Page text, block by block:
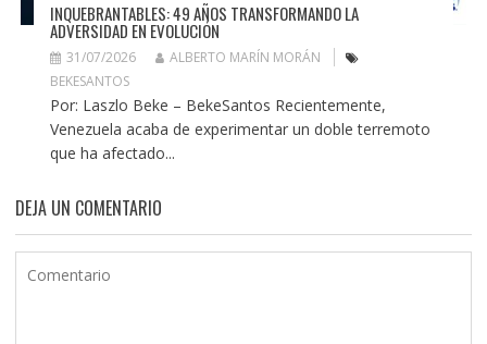
INQUEBRANTABLES: 49 AÑOS TRANSFORMANDO LA
ADVERSIDAD EN EVOLUCIÓN
31/07/2026
ALBERTO MARÍN MORÁN
BEKESANTOS
Por: Laszlo Beke – BekeSantos Recientemente,
Venezuela acaba de experimentar un doble terremoto
que ha afectado...
DEJA UN COMENTARIO